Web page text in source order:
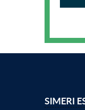
SIMERI